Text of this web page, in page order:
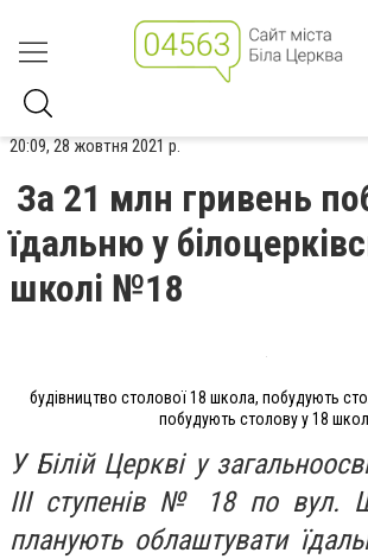
20:09, 28 жовтня 2021 р.
За 21 млн гривень
їдальню у
школі №18
будівництво столової 18 школа, побудують
побудують столову у 18
У Білій Церкві у
ІІІ ступенів № 18 по вул.
планують облаштувати